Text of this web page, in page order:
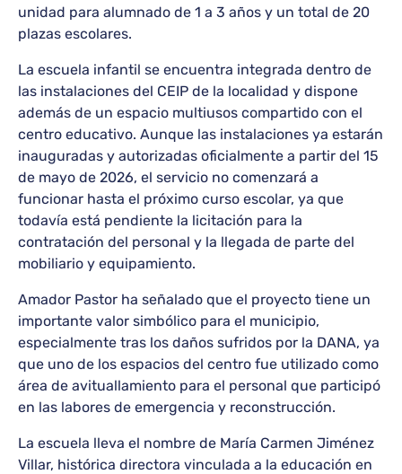
unidad para alumnado de 1 a 3 años y un total de 20
plazas escolares.
La escuela infantil se encuentra integrada dentro de
las instalaciones del CEIP de la localidad y dispone
además de un espacio multiusos compartido con el
centro educativo. Aunque las instalaciones ya estarán
inauguradas y autorizadas oficialmente a partir del 15
de mayo de 2026, el servicio no comenzará a
funcionar hasta el próximo curso escolar, ya que
todavía está pendiente la licitación para la
contratación del personal y la llegada de parte del
mobiliario y equipamiento.
Amador Pastor ha señalado que el proyecto tiene un
importante valor simbólico para el municipio,
especialmente tras los daños sufridos por la DANA, ya
que uno de los espacios del centro fue utilizado como
área de avituallamiento para el personal que participó
en las labores de emergencia y reconstrucción.
La escuela lleva el nombre de María Carmen Jiménez
Villar, histórica directora vinculada a la educación en